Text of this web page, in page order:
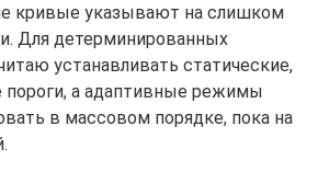
кривые указывают на слишком
Для детерминированных
устанавливать статические,
пороги, а адаптивные режимы
в массовом порядке, пока на